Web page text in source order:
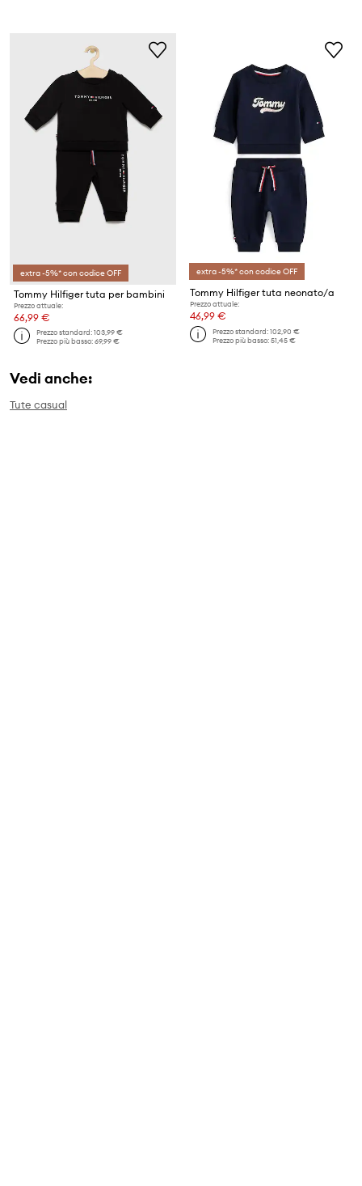
extra -5%* con codice OFF
Tommy Hilfiger tuta per bambini
Prezzo attuale:
66,99 €
Prezzo standard:103,99 €
Prezzo più basso:69,99 €
extra -5%* con codice OFF
Tommy Hilfiger tuta neonato/a
Prezzo attuale:
46,99 €
Prezzo standard:102,90 €
Prezzo più basso:51,45 €
Vedi anche:
Tute casual